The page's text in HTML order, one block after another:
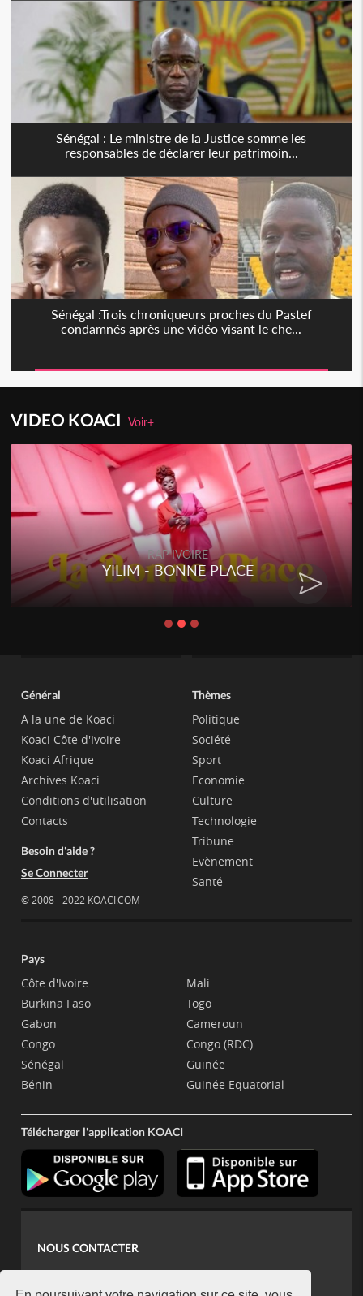
Sénégal : Le ministre de la Justice somme les
responsables de déclarer leur patrimoin...
Sénégal :Trois chroniqueurs proches du Pastef
condamnés après une vidéo visant le che...
VIDEO KOACIVoir+
RAP IVOIRE
YILIM - BONNE PLACE
Général
A la une de Koaci
Koaci Côte d'Ivoire
Koaci Afrique
Archives Koaci
Conditions d'utilisation
Contacts
Besoin d'aide ?
Se Connecter
© 2008 - 2022 KOACI.COM
Thèmes
Politique
Société
Sport
Economie
Culture
Technologie
Tribune
Evènement
Santé
Pays
Côte d'Ivoire
Burkina Faso
Gabon
Congo
Sénégal
Bénin
Mali
Togo
Cameroun
Congo (RDC)
Guinée
Guinée Equatorial
Télécharger l'application KOACI
NOUS CONTACTER